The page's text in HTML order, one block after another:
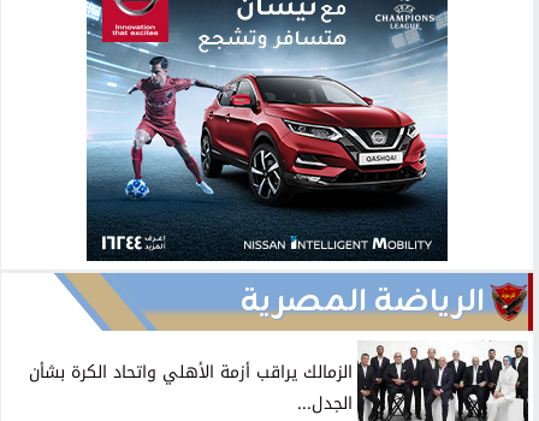
الرياضة المصرية
الزمالك يراقب أزمة الأهلي واتحاد الكرة بشأن
الجدل...